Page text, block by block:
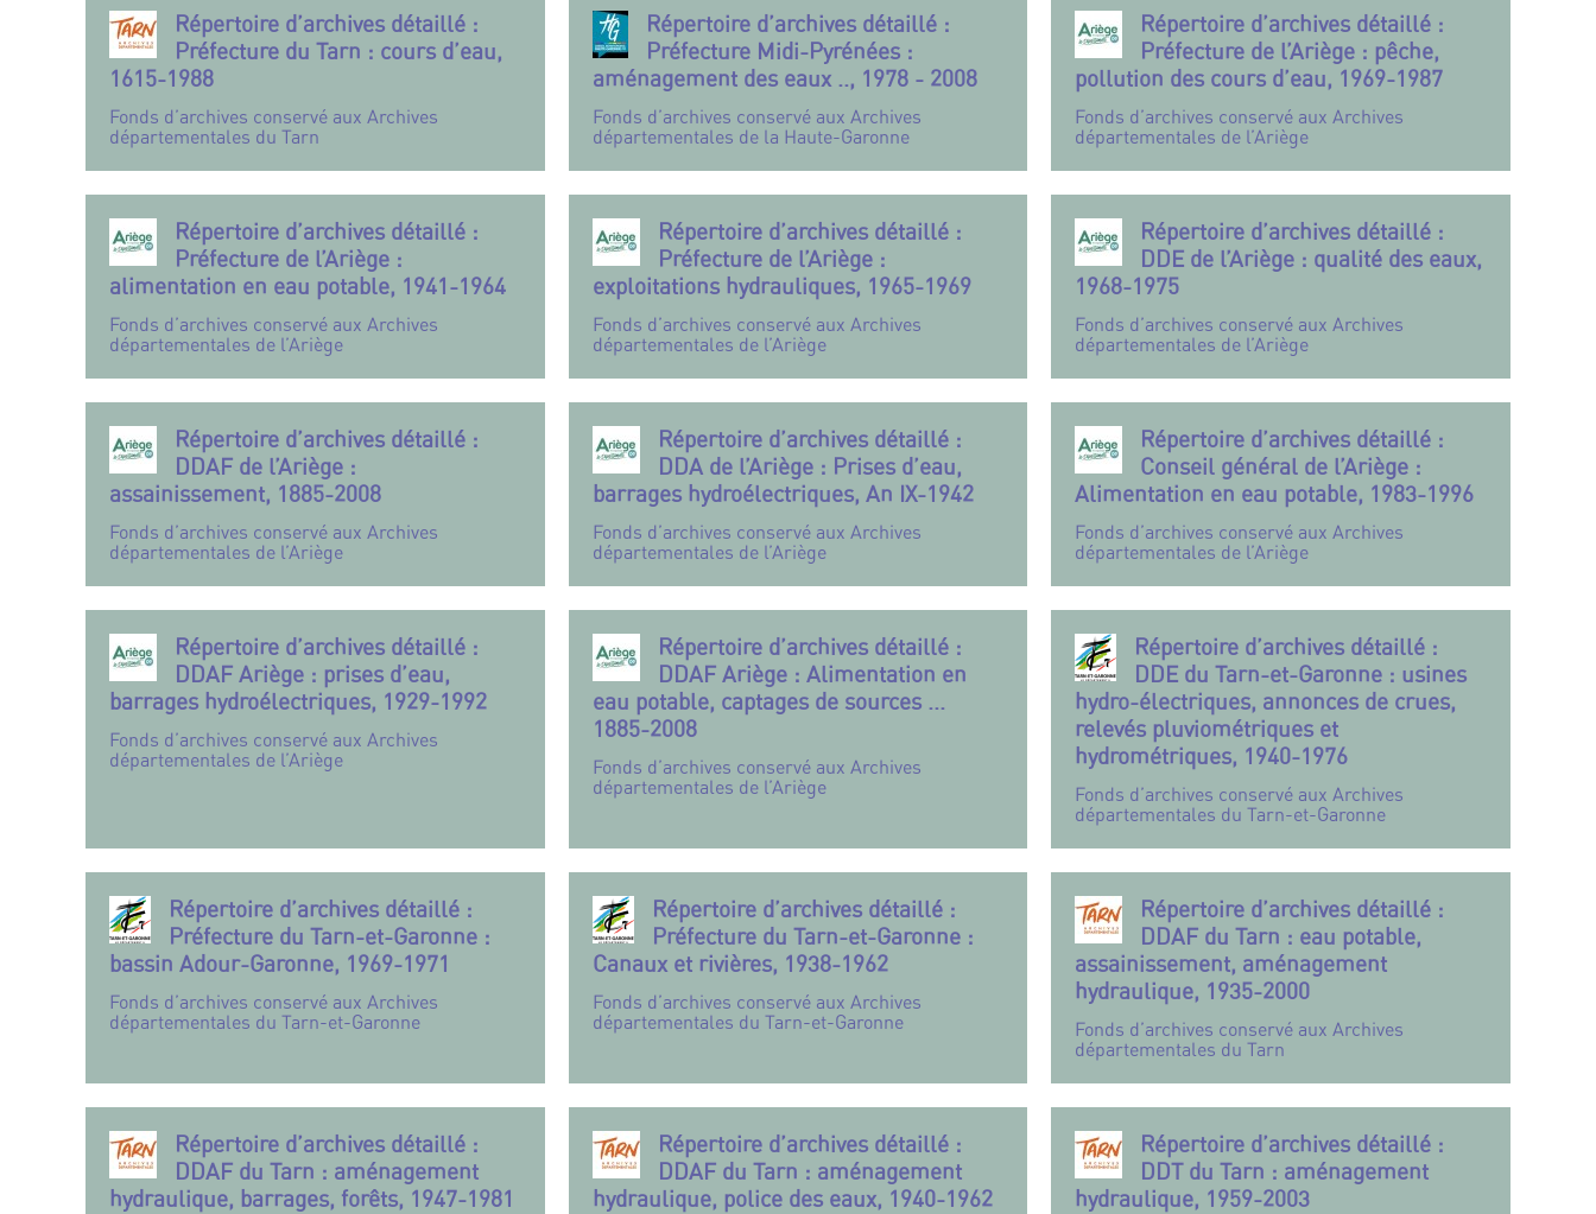
Répertoire d’archives détaillé :
Préfecture du Tarn : cours d’eau,
1615-1988
Fonds d’archives conservé aux Archives
départementales du Tarn
Répertoire d’archives détaillé :
Préfecture Midi-Pyrénées :
aménagement des eaux .., 1978 - 2008
Fonds d’archives conservé aux Archives
départementales de la Haute-Garonne
Répertoire d’archives détaillé :
Préfecture de l’Ariège : pêche,
pollution des cours d’eau, 1969-1987
Fonds d’archives conservé aux Archives
départementales de l’Ariège
Répertoire d’archives détaillé :
Préfecture de l’Ariège :
alimentation en eau potable, 1941-1964
Fonds d’archives conservé aux Archives
départementales de l’Ariège
Répertoire d’archives détaillé :
Préfecture de l’Ariège :
exploitations hydrauliques, 1965-1969
Fonds d’archives conservé aux Archives
départementales de l’Ariège
Répertoire d’archives détaillé :
DDE de l’Ariège : qualité des eaux,
1968-1975
Fonds d’archives conservé aux Archives
départementales de l’Ariège
Répertoire d’archives détaillé :
DDAF de l’Ariège :
assainissement, 1885-2008
Fonds d’archives conservé aux Archives
départementales de l’Ariège
Répertoire d’archives détaillé :
DDA de l’Ariège : Prises d’eau,
barrages hydroélectriques, An IX-1942
Fonds d’archives conservé aux Archives
départementales de l’Ariège
Répertoire d’archives détaillé :
Conseil général de l’Ariège :
Alimentation en eau potable, 1983-1996
Fonds d’archives conservé aux Archives
départementales de l’Ariège
Répertoire d’archives détaillé :
DDAF Ariège : prises d’eau,
barrages hydroélectriques, 1929-1992
Fonds d’archives conservé aux Archives
départementales de l’Ariège
Répertoire d’archives détaillé :
DDAF Ariège : Alimentation en
eau potable, captages de sources ...
1885-2008
Fonds d’archives conservé aux Archives
départementales de l’Ariège
Répertoire d’archives détaillé :
DDE du Tarn-et-Garonne : usines
hydro-électriques, annonces de crues,
relevés pluviométriques et
hydrométriques, 1940-1976
Fonds d’archives conservé aux Archives
départementales du Tarn-et-Garonne
Répertoire d’archives détaillé :
Préfecture du Tarn-et-Garonne :
bassin Adour-Garonne, 1969-1971
Fonds d’archives conservé aux Archives
départementales du Tarn-et-Garonne
Répertoire d’archives détaillé :
Préfecture du Tarn-et-Garonne :
Canaux et rivières, 1938-1962
Fonds d’archives conservé aux Archives
départementales du Tarn-et-Garonne
Répertoire d’archives détaillé :
DDAF du Tarn : eau potable,
assainissement, aménagement
hydraulique, 1935-2000
Fonds d’archives conservé aux Archives
départementales du Tarn
Répertoire d’archives détaillé :
DDAF du Tarn : aménagement
hydraulique, barrages, forêts, 1947-1981
Répertoire d’archives détaillé :
DDAF du Tarn : aménagement
hydraulique, police des eaux, 1940-1962
Répertoire d’archives détaillé :
DDT du Tarn : aménagement
hydraulique, 1959-2003